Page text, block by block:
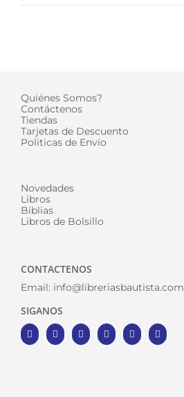
Quiénes Somos?
Contáctenos
Tiendas
Tarjetas de Descuento
Politicas de Envío
Novedades
Libros
Biblias
Libros de Bolsillo
CONTACTENOS
Email: info@libreriasbautista.com
SIGANOS